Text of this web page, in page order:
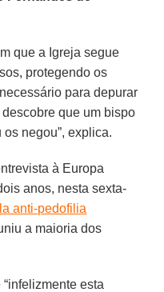
que a Igreja segue
protegendo os
para depurar
que um bispo
negou”, explica.
à Europa
anos, nesta sexta-
anti-pedofilia
a maioria dos
esta